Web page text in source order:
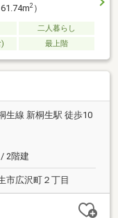
2）
二人暮らし
最上階
生線 新桐生駅 徒歩10
2階建
市広沢町２丁目